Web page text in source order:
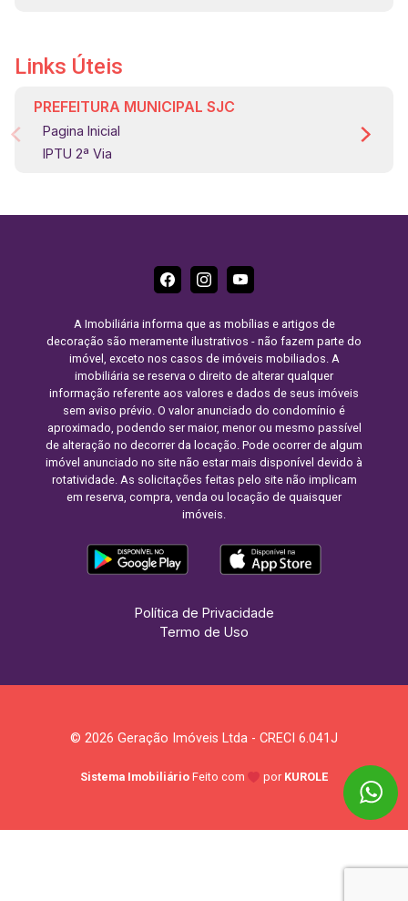
Links Úteis
PREFEITURA MUNICIPAL SJC
Pagina Inicial
IPTU 2ª Via
A Imobiliária informa que as mobílias e artigos de
decoração são meramente ilustrativos - não fazem parte do
imóvel, exceto nos casos de imóveis mobiliados. A
imobiliária se reserva o direito de alterar qualquer
informação referente aos valores e dados de seus imóveis
sem aviso prévio. O valor anunciado do condomínio é
aproximado, podendo ser maior, menor ou mesmo passível
de alteração no decorrer da locação. Pode ocorrer de algum
imóvel anunciado no site não estar mais disponível devido à
rotatividade. As solicitações feitas pelo site não implicam
em reserva, compra, venda ou locação de quaisquer
imóveis.
Política de Privacidade
Termo de Uso
© 2026 Geração Imóveis Ltda - CRECI 6.041J
Sistema Imobiliário Feito com por KUROLE